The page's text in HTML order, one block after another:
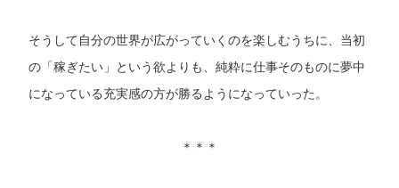
そうして自分の世界が広がっていくのを楽しむうちに、当初
の「稼ぎたい」という欲よりも、純粋に仕事そのものに夢中
になっている充実感の方が勝るようになっていった。
＊＊＊